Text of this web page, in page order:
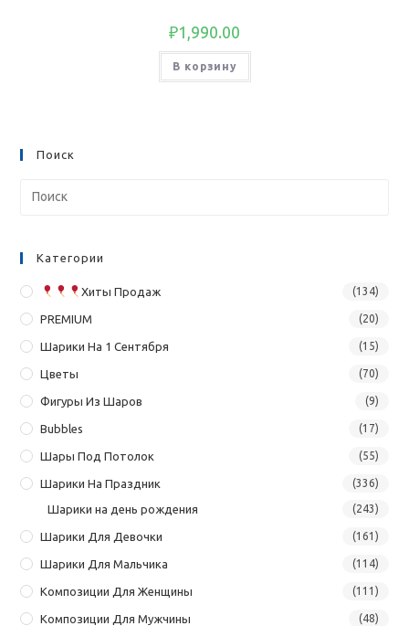
₽1,990.00
В корзину
Поиск
Категории
Хиты Продаж (134)
PREMIUM (20)
Шарики На 1 Сентября (15)
Цветы (70)
Фигуры Из Шаров (9)
Bubbles (17)
Шары Под Потолок (55)
Шарики На Праздник (336)
Шарики на день рождения (243)
Шарики Для Девочки (161)
Шарики Для Мальчика (114)
Композиции Для Женщины (111)
Композиции Для Мужчины (48)